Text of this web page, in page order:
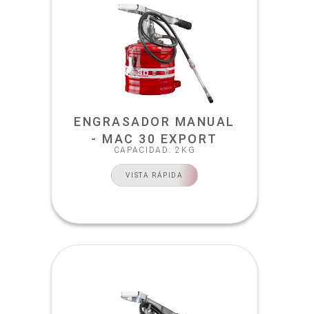
ENGRASADOR MANUAL
- MAC 30 EXPORT
CAPACIDAD: 2KG
VISTA RÁPIDA